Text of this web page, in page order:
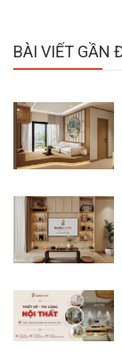
BÀI VIẾT GẦN